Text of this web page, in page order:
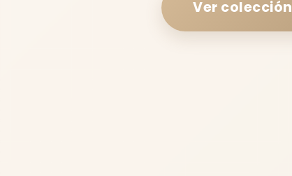
Ver colección